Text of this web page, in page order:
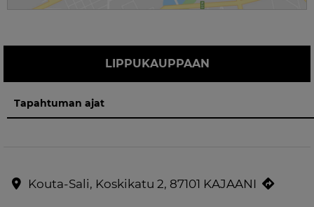
LIPPUKAUPPAAN
Tapahtuman ajat
Kouta-Sali, Koskikatu 2, 87101 KAJAANI